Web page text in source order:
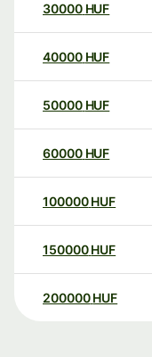
30000 HUF
40000 HUF
50000 HUF
60000 HUF
100000 HUF
150000 HUF
200000 HUF